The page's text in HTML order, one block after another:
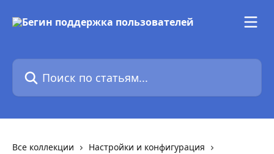
Поиск по статьям...
Все коллекции
Настройки и конфигурация